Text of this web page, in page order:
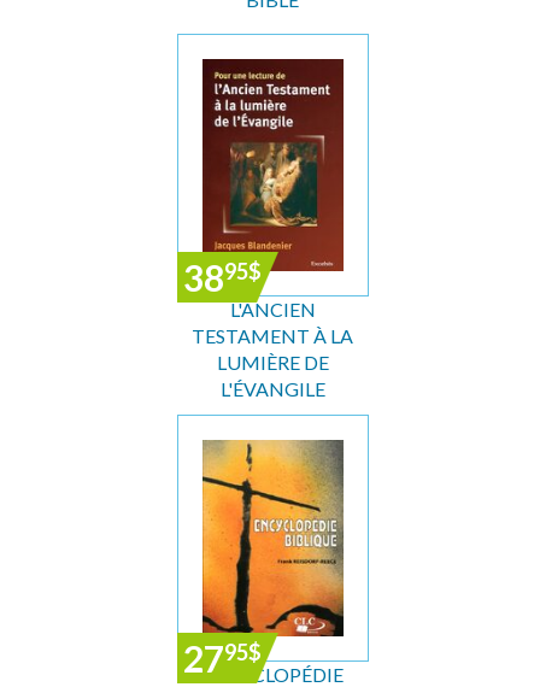
3895$
L'ANCIEN
TESTAMENT À LA
LUMIÈRE DE
L'ÉVANGILE
2795$
ENCYCLOPÉDIE